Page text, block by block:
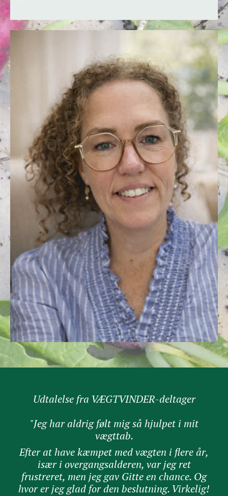
Udtalelse fra VÆGTVINDER-deltager
"Jeg har aldrig følt mig så hjulpet i mit
vægttab.
Efter at have kæmpet med vægten i flere år,
især i overgangsalderen, var jeg ret
frustreret, men jeg gav Gitte en chance. Og
hvor er jeg glad for den beslutning. Virkelig!